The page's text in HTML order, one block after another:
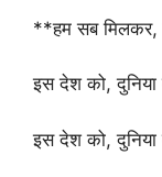
**हम सब मिलकर,
इस देश को, दुनिया
इस देश को,